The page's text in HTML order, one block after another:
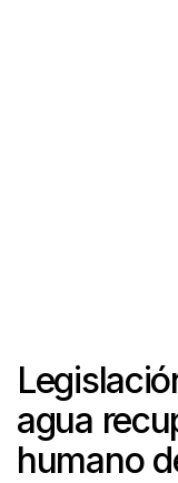
agua
humano